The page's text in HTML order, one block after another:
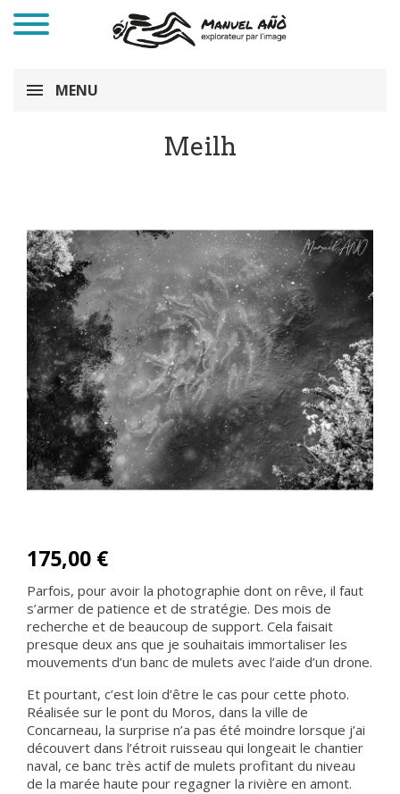
MENU
Meilh
175,00 €
Parfois, pour avoir la photographie dont on rêve, il faut
s’armer de patience et de stratégie. Des mois de
recherche et de beaucoup de support. Cela faisait
presque deux ans que je souhaitais immortaliser les
mouvements d’un banc de mulets avec l’aide d’un drone.
Et pourtant, c’est loin d’être le cas pour cette photo.
Réalisée sur le pont du Moros, dans la ville de
Concarneau, la surprise n’a pas été moindre lorsque j’ai
découvert dans l’étroit ruisseau qui longeait le chantier
naval, ce banc très actif de mulets profitant du niveau
de la marée haute pour regagner la rivière en amont.